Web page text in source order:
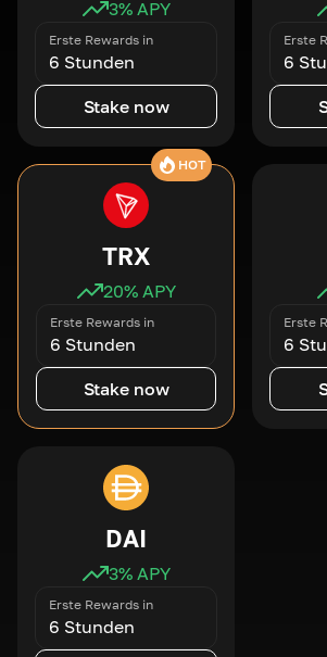
3% APY
Erste Rewards in
6 Stunden
Stake now
Erste
6
HOT
TRX
20% APY
Erste Rewards in
6 Stunden
Stake now
Erste
6
DAI
3% APY
Erste Rewards in
6 Stunden